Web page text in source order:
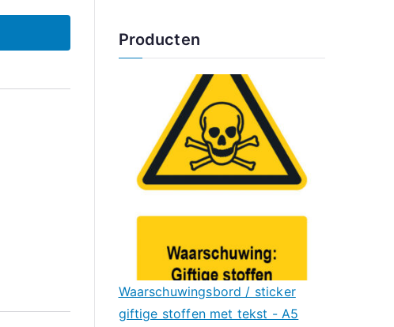
Producten
Waarschuwingsbord / sticker
giftige stoffen met tekst - A5